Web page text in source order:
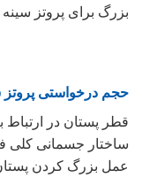
بزرگ برای پروتز
حجم درخواستی پروتز
قطر پستان در ارتباط
ساختار جسمانی
عمل بزرگ کردن پستان